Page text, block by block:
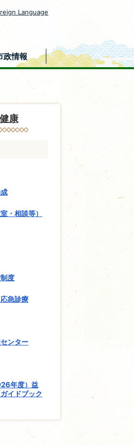
Language
政情報
康
・相談等）
度
急診療
ンター
年度）益
イドブック